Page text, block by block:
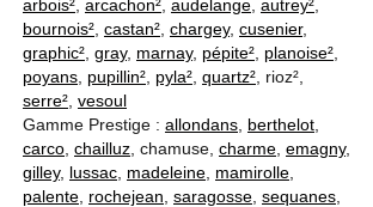
arbois² arcachon² audelange autrey²
bournois² castan² chargey, cusenier,
graphic² gray, marnay, pépite² planoise²
poyans pupillin² pyla² quartz² , rioz²,
serre² vesoul
Gamme Prestige : allondans berthelot
carco chailluz , chamuse, charme emagny,
gilley, lussac madeleine mamirolle
palente rochejean saragosse sequanes